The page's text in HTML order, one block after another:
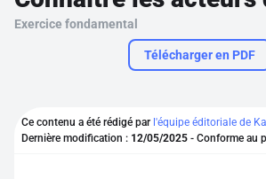
Parcourir
Se connecter
Exercice fondamental
Télécharger en PDF
Ce contenu a été rédigé par l'équipe éditoriale de
Dernière modification : 12/05/2025 - Conforme au